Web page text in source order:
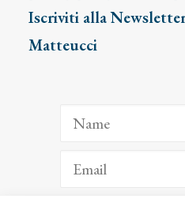
Iscriviti alla
Matteucci